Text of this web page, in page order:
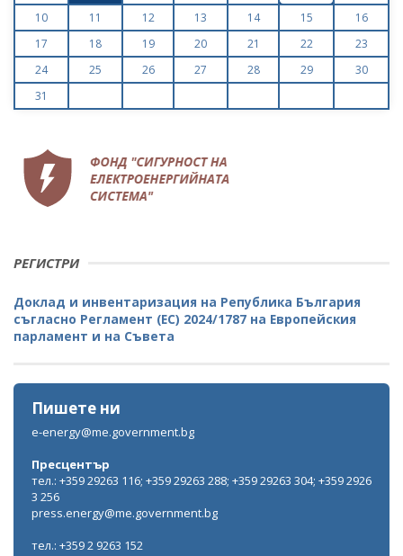
10
11 12 13 14 15
16
17
18 19 20 21 22
23
24
25 26 27 28 29
30
31
РЕГИСТРИ
Доклад и инвентаризация на Република България
съгласно Регламент (ЕС) 2024/1787 на Европейския
парламент и на Съвета
Пишете ни
e-energy@me.government.bg
Пресцентър
тел.: +359 29263 116; +359 29263 288; +359 29263 304; +359 2926
3 256
press.energy@me.government.bg
тел.: +359 2 9263 152